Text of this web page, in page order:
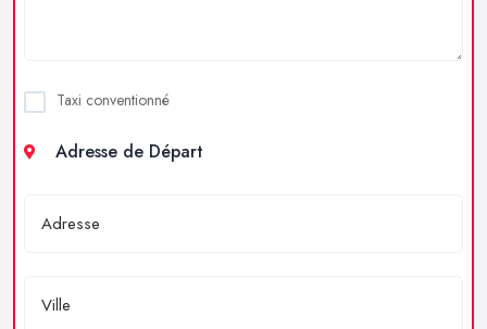
Taxi conventionné
Adresse de Départ